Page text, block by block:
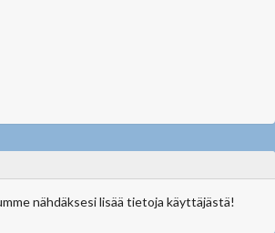
nähdäksesi lisää tietoja käyttäjästä!